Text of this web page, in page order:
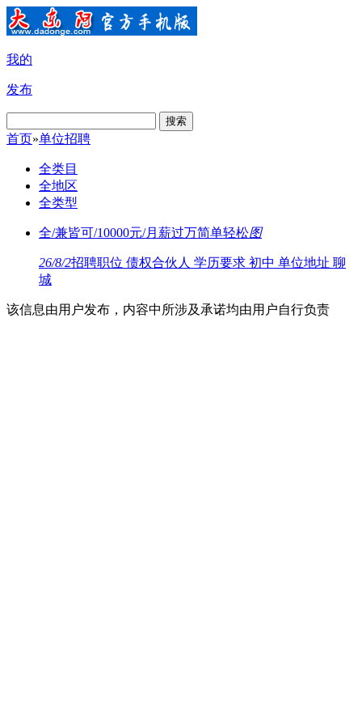
我的
发布
搜索
首页»单位招聘
全类目
全地区
全类型
全/兼皆可/10000元/月薪过万简单轻松图
26/8/2招聘职位 债权合伙人 学历要求 初中 单位地址 聊
城
该信息由用户发布，内容中所涉及承诺均由用户自行负责